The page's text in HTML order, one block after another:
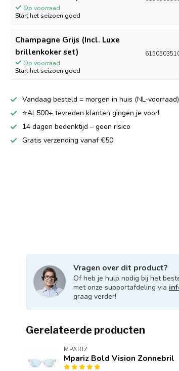
Op voorraad
Start het seizoen goed
Champagne Grijs (Incl. Luxe
brillenkoker set)
Op voorraad
Start het seizoen goed
Vandaag besteld = morgen in huis (NL-voorraad)
⭐Al 500+ tevreden klanten gingen je voor!
14 dagen bedenktijd – geen risico
Gratis verzending vanaf €50
Vragen over dit product?
Of heb je hulp nodig bij het
met onze supportafdeling via
graag verder!
Gerelateerde producten
MPARIZ
Mpariz Bold Vision Zonnebril